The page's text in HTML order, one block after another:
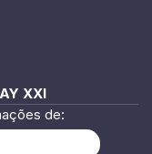
XXI
de: